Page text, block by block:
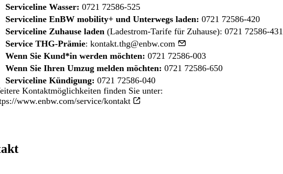
Serviceline Wasser: 0721 72586-525
Serviceline EnBW mobility+ und Unterwegs laden: 0721 72586-420
Serviceline Zuhause laden(Ladestrom-Tarife für Zuhause): 0721 72586-431
Service THG-Prämie: kontakt.thg@enbw.com
Wenn Sie Kund*in werden möchten: 0721 72586-003
Wenn Sie Ihren Umzug melden möchten: 0721 72586-650
Serviceline Kündigung: 0721 72586-040
Kontaktmöglichkeiten finden Sie unter:
www.enbw.com/service/kontakt